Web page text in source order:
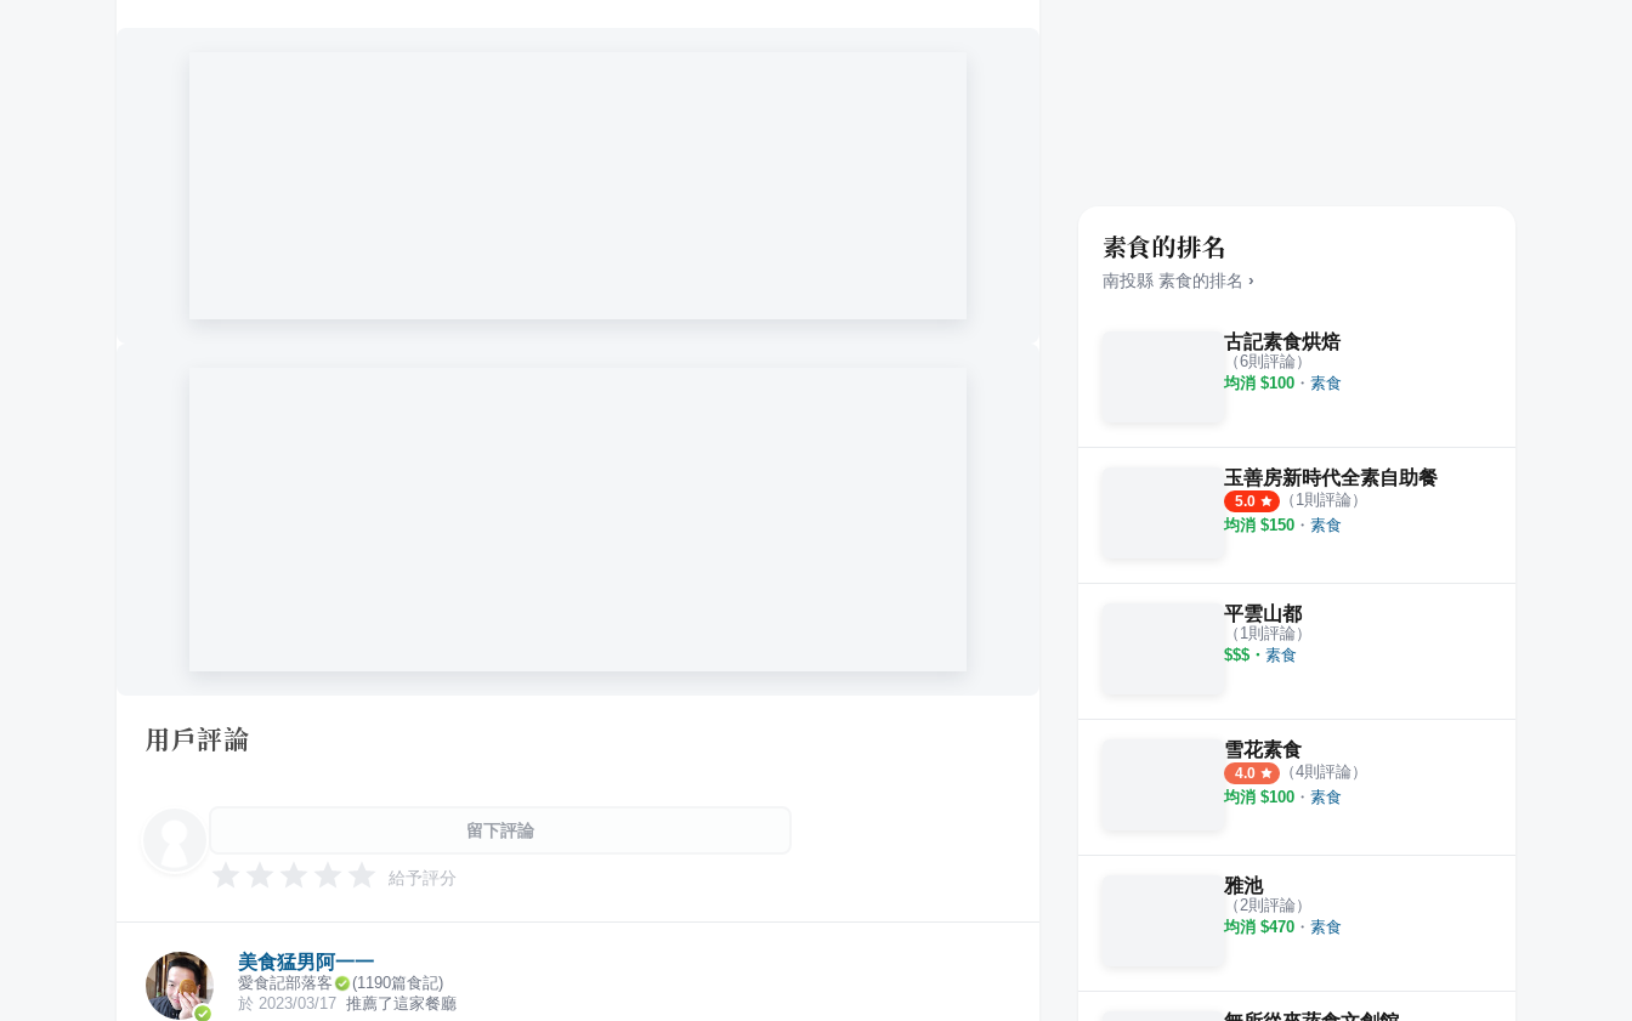
用戶評論
留下評論
給予評分
美食猛男阿一一
愛食記部落客 (1190篇食記)
於 2023/03/17 推薦了這家餐廳
素食的排名
南投縣 素食的排名 ›
古記素食烘焙
（6則評論）
均消 $100 ・ 素食
玉善房新時代全素自助餐
5.0 （ 1則評論）
均消 $150 ・ 素食
平雲山都
（ 1 則評論）
$$$ ・ 素食
雪花素食
4.0 （4則評論）
均消 $100 ・ 素食
雅池
（ 2則評論）
均消 $470 ・ 素食